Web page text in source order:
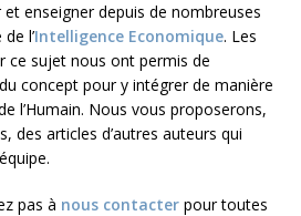
enseigner depuis de nombreuses
l’Intelligence Economique. Les
ce sujet nous ont permis de
concept pour y intégrer de manière
l’Humain. Nous vous proposerons,
des articles d’autres auteurs qui
pas à nous contacter pour toutes